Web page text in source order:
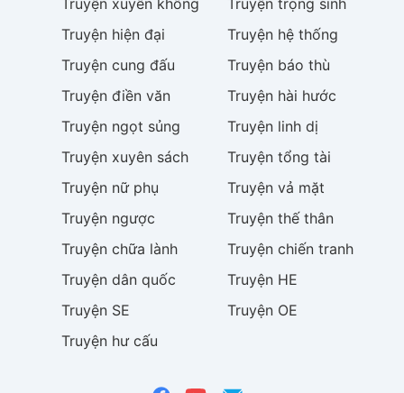
Truyện xuyên không Truyện trọng sinh
Truyện hiện đại Truyện hệ thống
Truyện cung đấu Truyện báo thù
Truyện điền văn Truyện hài hước
Truyện ngọt sủng Truyện linh dị
Truyện xuyên sách Truyện tổng tài
Truyện nữ phụ Truyện vả mặt
Truyện ngược Truyện thế thân
Truyện chữa lành Truyện chiến tranh
Truyện dân quốc Truyện HE
Truyện SE Truyện OE
Truyện hư cấu